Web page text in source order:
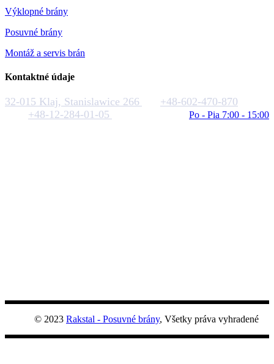
Výklopné brány
Posuvné brány
Montáž a servis brán
Kontaktné údaje
32-015 Klaj, Stanislawice 266
+48-602-470-870
+48-12-284-01-05
Po - Pia 7:00 - 15:00
© 2023 Rakstal - Posuvné brány, Všetky práva vyhradené